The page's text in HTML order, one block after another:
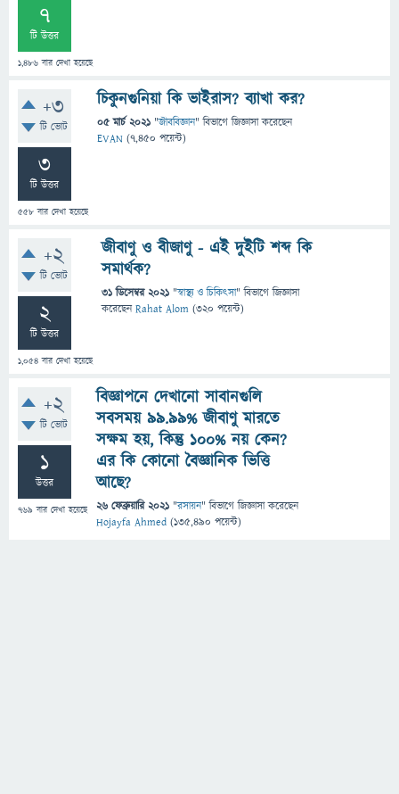
7
টি উত্তর
1,486 বার দেখা হয়েছে
+3
টি ভোট
3
টি উত্তর
558 বার দেখা হয়েছে
চিকুনগুনিয়া কি ভাইরাস? ব্যাখা কর?
05 মার্চ 2021 "জীববিজ্ঞান" বিভাগে জিজ্ঞাসাকরেছেন
EVAN (7,450 পয়েন্ট)
+2
টি ভোট
2
টি উত্তর
1,054 বার দেখা হয়েছে
জীবাণু ও বীজাণু - এই দুইটি শব্দ কি
সমার্থক?
31 ডিসেম্বর 2021 "স্বাস্থ্য ও চিকিৎসা" বিভাগে জিজ্ঞাসা
করেছেনRahat Alom (320 পয়েন্ট)
+2
টি ভোট
1
উত্তর
769 বার দেখা হয়েছে
বিজ্ঞাপনে দেখানো সাবানগুলি
সবসময় ৯৯.৯৯% জীবাণু মারতে
সক্ষম হয়, কিন্তু ১০০% নয় কেন?
এর কি কোনো বৈজ্ঞানিক ভিত্তি
আছে?
26 ফেব্রুয়ারি 2021 "রসায়ন" বিভাগে জিজ্ঞাসাকরেছেন
Hojayfa Ahmed (135,490 পয়েন্ট)